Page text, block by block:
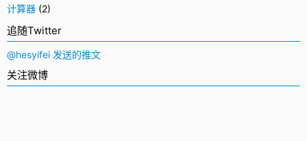
计算器 (2)
追随Twitter
@hesyifei 发送的推文
关注微博